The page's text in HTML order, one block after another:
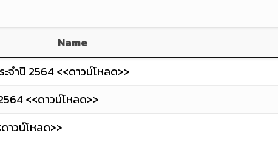
Name
จำปี 2564 <<ดาวน์โหลด>>
<<ดาวน์โหลด>>
าวน์โหลด>>